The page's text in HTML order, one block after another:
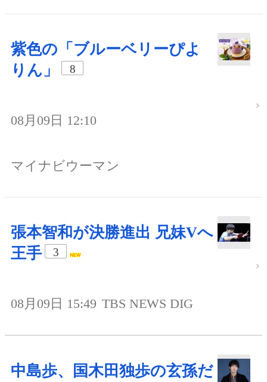
紫色の「ブルーベリーぴよ
りん」
8
08月09日 12:10
マイナビウーマン
張本智和が決勝進出 兄妹Vへ
王手
3
08月09日 15:49 TBS NEWS DIG
中島歩、国木田独歩の玄孫だ